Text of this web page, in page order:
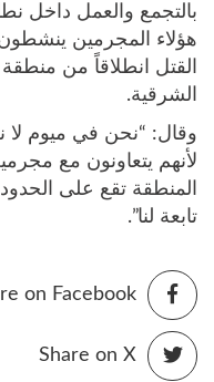
بالتجمع والعمل داخل
هؤلاء المجرمين
القتل انطلاقاً من منطقة
الشرقية.
وقال: “نحن في ميوم لا
لأنهم يتعاونون مع
المنطقة تقع على
تابعة لنا”.
on Facebook
Share on X